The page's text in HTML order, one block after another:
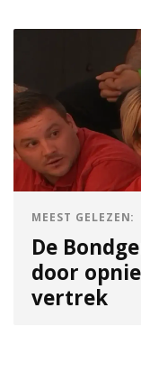
MEEST GELEZEN:
De
door
vertrek